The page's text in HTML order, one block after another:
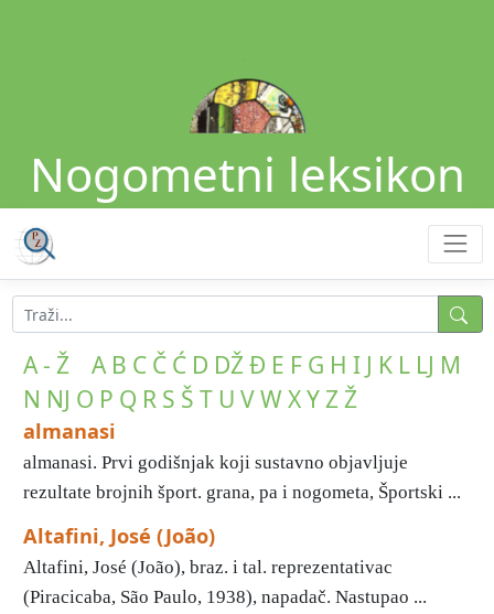
Nogometni leksikon
A - Ž A B C Č Ć D DŽĐ E F G H I J K L LJ M
N NJ O P Q R S Š T U VW XYZŽ
almanasi
almanasi. Prvi godišnjak koji sustavno objavljuje
rezultate brojnih šport. grana, pa i nogometa, Športski ...
Altafini, José (João)
Altafini, José (João), braz. i tal. reprezentativac
(Piracicaba, São Paulo, 1938), napadač. Nastupao ...